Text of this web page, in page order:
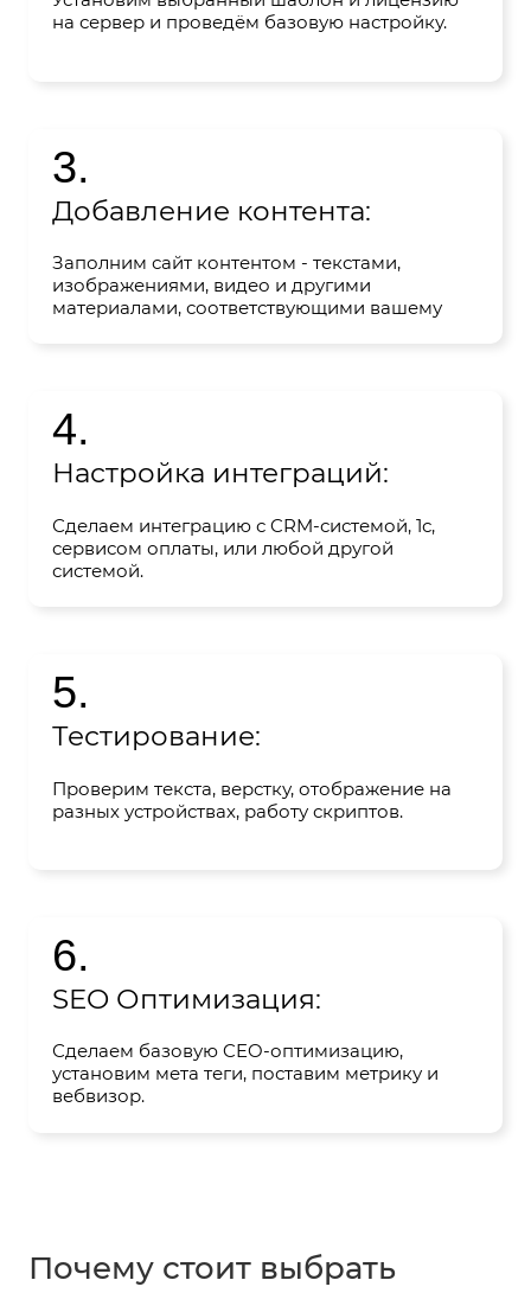
на сервер и проведём базовую настройку.
3.
Добавление контента:
Заполним сайт контентом - текстами,
изображениями, видео и другими
материалами, соответствующими вашему
4.
Настройка интеграций:
Сделаем интеграцию с CRM-системой, 1с,
сервисом оплаты, или любой другой
системой.
5.
Тестирование:
Проверим текста, верстку, отображение на
разных устройствах, работу скриптов.
6.
SEO Оптимизация:
Сделаем базовую CEO-оптимизацию,
установим мета теги, поставим метрику и
вебвизор.
Почему стоит выбрать